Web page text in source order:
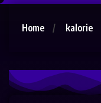
Home kalorie